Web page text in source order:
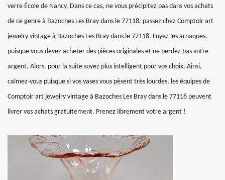
verre École de Nancy. Dans ce cas, ne vous précipitez pas dans vos achats
de ce genre à Bazoches Les Bray dans le 77118, passez chez Comptoir art
jewelry vintage à Bazoches Les Bray dans le 77118. Fuyez les arnaques,
puisque vous devez acheter des pièces originales et ne perdez pas votre
argent. Alors, pour la suite soyez plus intelligent pour vos choix. Ainsi,
calmez-vous puisque si vos vases vous pèsent très lourdes, les équipes de
Comptoir art jewelry vintage à Bazoches Les Bray dans le 77118 peuvent
livrer vos achats gratuitement. Prenez librement votre argent !